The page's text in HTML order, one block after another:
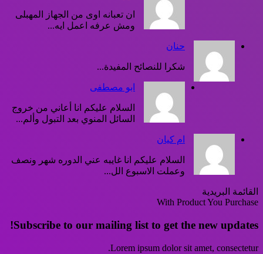
ان تعبانه اوى من الجهاز المهبلى
ومش عرفه اعمل ايه...
حنان
شكرا للنصائح المفيدة...
ابو مصطفى
السلام عليكم انا أعاني من خروج
السائل المنوي بعد التبول وألم...
ام كيان
السلام عليكم انا غايبه عني الدوره شهر ونصف
وعملت الاسبوع الل...
القائمة البريدية
With Product You Purchase
Subscribe to our mailing list to get the new updates!
Lorem ipsum dolor sit amet, consectetur.